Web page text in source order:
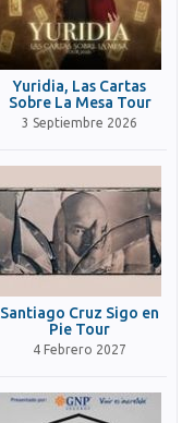
Yuridia, Las Cartas
Sobre La Mesa Tour
3 Septiembre 2026
Santiago Cruz Sigo en
Pie Tour
4 Febrero 2027